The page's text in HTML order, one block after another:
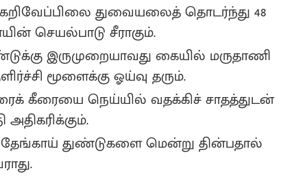
கறிவேப்பிலை துவையலைத் தொடர்ந்து 48
செயல்பாடு சீராகும்.
இருமுறையாவது கையில் மருதாணி
மூளைக்கு ஓய்வு தரும்‌.
கீரையை நெய்யில் வதக்கிச் சாதத்துடன்
தேங்காய் துண்டுகளை மென்று தின்பதால்